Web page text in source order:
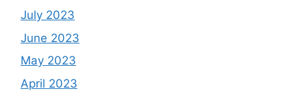
July 2023
June 2023
May 2023
April 2023